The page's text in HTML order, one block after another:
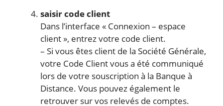
saisir code client
Dans l’interface « Connexion – espace
client », entrez votre code client.
– Si vous êtes client de la Société Générale,
votre Code Client vous a été communiqué
lors de votre souscription à la Banque à
Distance. Vous pouvez également le
retrouver sur vos relevés de comptes.